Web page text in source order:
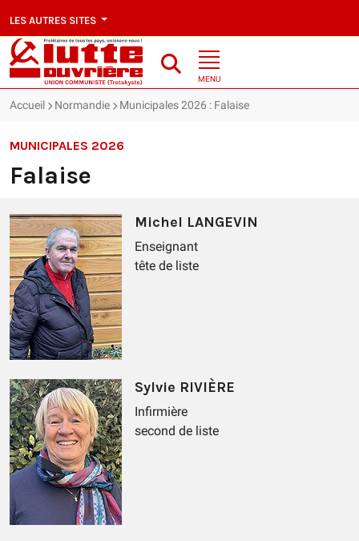
LES AUTRES SITES
MENU
Accueil Normandie Municipales 2026 : Falaise
MUNICIPALES 2026
Falaise
Michel LANGEVIN
Enseignant
tête de liste
Sylvie RIVIÈRE
Infirmière
second de liste